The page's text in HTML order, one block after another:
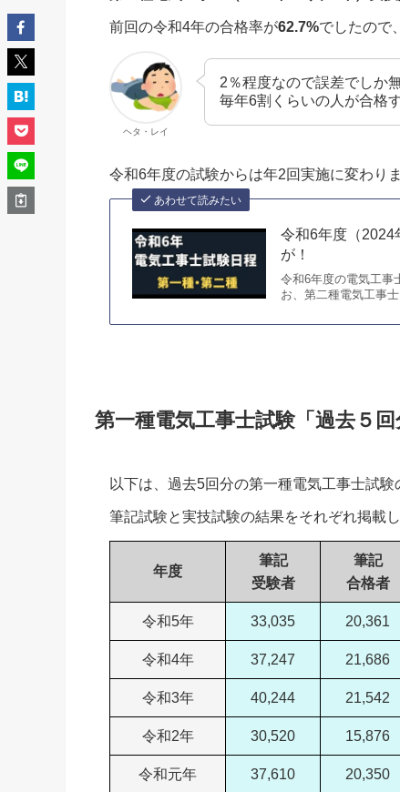
前回の令和4年の合格率が62.7%でしたので
ヘタ・レイ
2％程度なので誤差でしか
毎年6割くらいの人が合格
令和6年度の試験からは年2回実施に変わり
あわせて読みたい
令和6年度（2024
が！
令和6年度の電気工事
お、第二種電気工事
第一種電気工事士試験「過去５
以下は、過去5回分の第一種電気工事士試験
筆記試験と実技試験の結果をそれぞれ掲載
年度
筆記
受験者
筆記
合格者
令和5年 33,035 20,361
令和4年 37,247 21,686
令和3年 40,244 21,542
令和2年 30,520 15,876
令和元年 37,610 20,350